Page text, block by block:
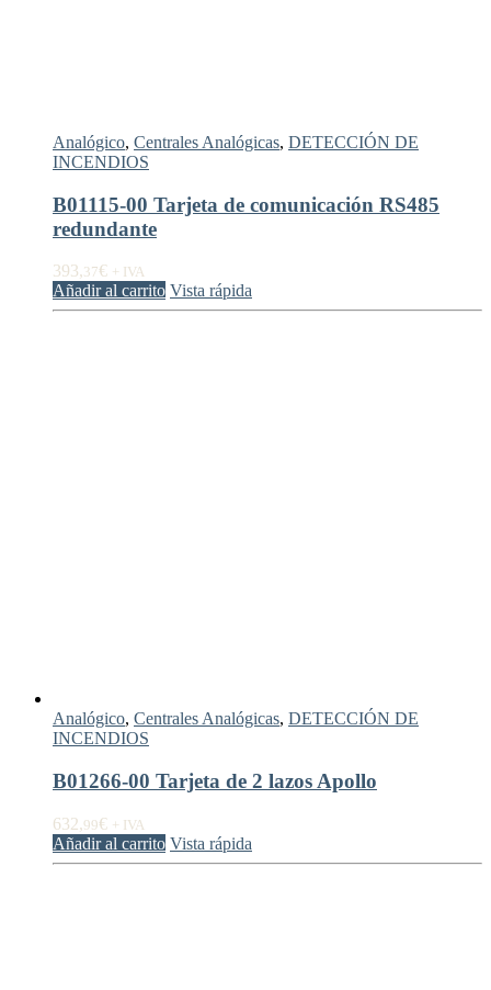
Analógico, Centrales Analógicas, DETECCIÓN DE
INCENDIOS
B01115-00 Tarjeta de comunicación RS485
redundante
393,37€ + IVA
Añadir al carrito Vista rápida
Analógico, Centrales Analógicas, DETECCIÓN DE
INCENDIOS
B01266-00 Tarjeta de 2 lazos Apollo
632,99€ + IVA
Añadir al carrito Vista rápida